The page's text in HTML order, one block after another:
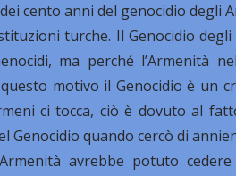
cento anni del genocidio degli
turche. Il Genocidio
ma perché l’Armenità
motivo il Genocidio è un
ci tocca, ciò è dovuto al
Genocidio quando cercò di
avrebbe potuto